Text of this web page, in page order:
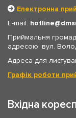
Електронна
E-mail: hotline
Приймальня
адресою: вул.
Адреса для
Графік роботи
Вхідна